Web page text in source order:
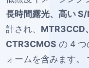
長時間露光、高い S/
計され、 MTR3CCD
CTR3CMOS の 4 つ
ォームを含みます。